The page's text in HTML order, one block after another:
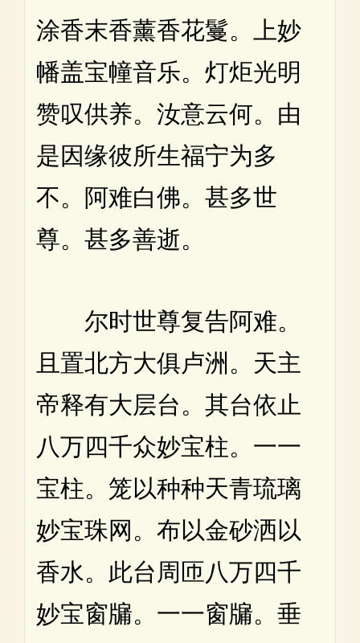
涂香末香薰香花鬘。上妙
幡盖宝幢音乐。灯炬光明
赞叹供养。汝意云何。由
是因缘彼所生福宁为多
不。阿难白佛。甚多世
尊。甚多善逝。
尔时世尊复告阿难。
且置北方大俱卢洲。天主
帝释有大层台。其台依止
八万四千众妙宝柱。一一
宝柱。笼以种种天青琉璃
妙宝珠网。布以金砂洒以
香水。此台周匝八万四千
妙宝窗牖。一一窗牖。垂